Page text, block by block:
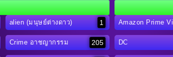
alien (มนุษย์ต่างดาว) 1 Amazon Prime
Crime อาชญากรรม 205 DC